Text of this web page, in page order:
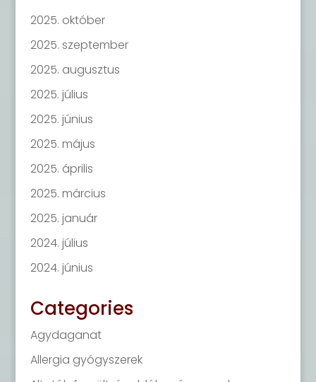
2025. október
2025. szeptember
2025. augusztus
2025. július
2025. június
2025. május
2025. április
2025. március
2025. január
2024. július
2024. június
Categories
Agydaganat
Allergia gyógyszerek